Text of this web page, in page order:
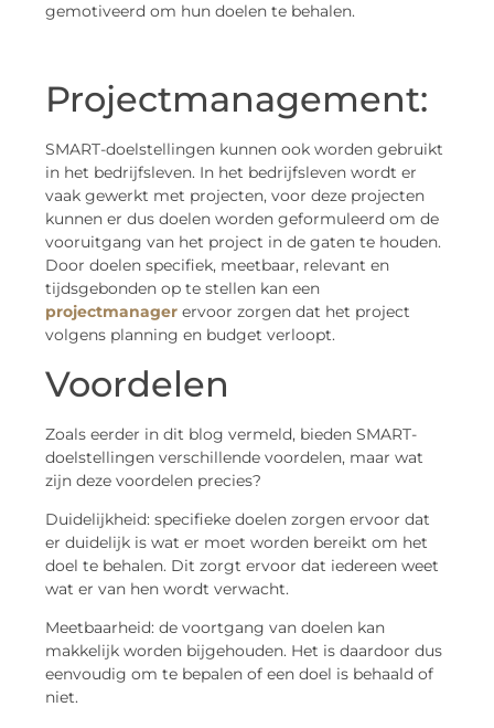
gemotiveerd om hun doelen te behalen.
Projectmanagement:
SMART-doelstellingen kunnen ook worden gebruikt
in het bedrijfsleven. In het bedrijfsleven wordt er
vaak gewerkt met projecten, voor deze projecten
kunnen er dus doelen worden geformuleerd om de
vooruitgang van het project in de gaten te houden.
Door doelen specifiek, meetbaar, relevant en
tijdsgebonden op te stellen kan een
projectmanager ervoor zorgen dat het project
volgens planning en budget verloopt.
Voordelen
Zoals eerder in dit blog vermeld, bieden SMART-
doelstellingen verschillende voordelen, maar wat
zijn deze voordelen precies?
Duidelijkheid: specifieke doelen zorgen ervoor dat
er duidelijk is wat er moet worden bereikt om het
doel te behalen. Dit zorgt ervoor dat iedereen weet
wat er van hen wordt verwacht.
Meetbaarheid: de voortgang van doelen kan
makkelijk worden bijgehouden. Het is daardoor dus
eenvoudig om te bepalen of een doel is behaald of
niet.